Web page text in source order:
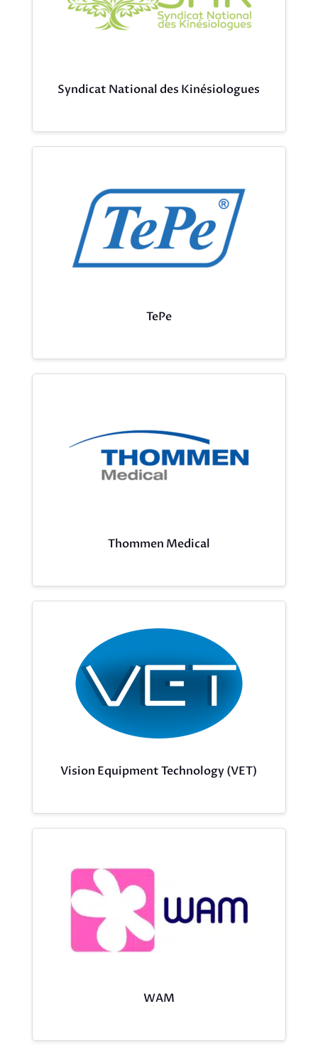
Syndicat National des Kinésiologues
TePe
Thommen Medical
Vision Equipment Technology (VET)
WAM